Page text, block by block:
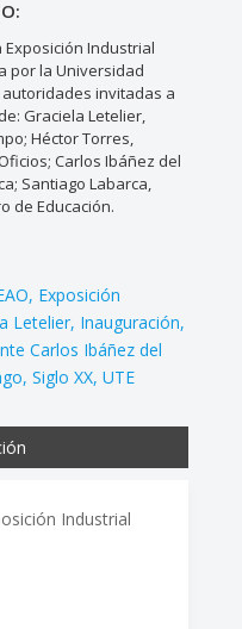
Industrial
por la Universidad
autoridades invitadas a
Graciela Letelier,
Héctor Torres,
Carlos Ibáñez del
Santiago Labarca,
de Educación.
Exposición
Letelier Inauguración
Carlos Ibáñez del
Siglo XX UTE
Industrial